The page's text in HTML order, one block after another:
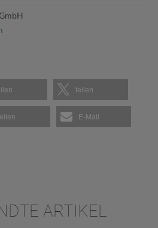
teilen
E-Mail
ARTIKEL